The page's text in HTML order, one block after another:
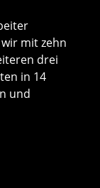
mit zehn
drei
in 14
und